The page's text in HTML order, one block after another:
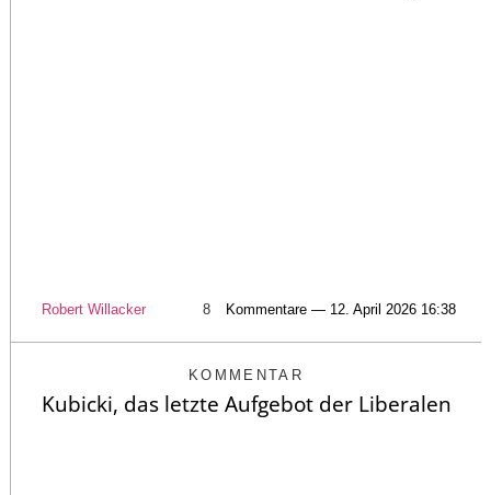
Robert Willacker 8 Kommentare — 12. April 2026 16:38
KOMMENTAR
Kubicki, das letzte Aufgebot der Liberalen